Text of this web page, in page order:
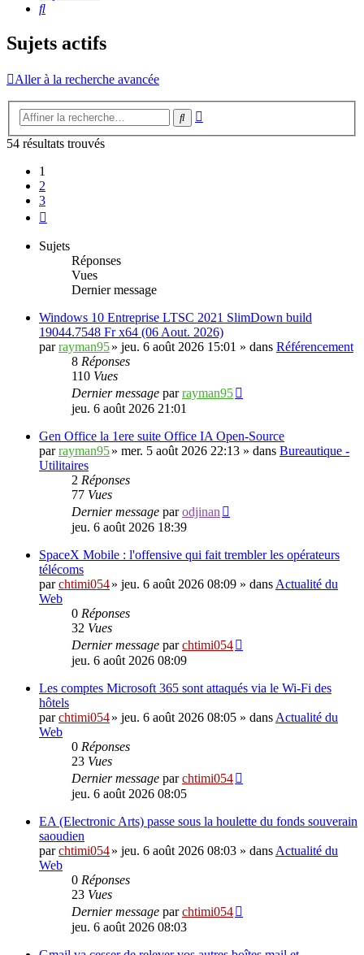
Rechercher
Sujets actifs
Aller à la recherche avancée
Rechercher
54 résultats trouvés
1
2
3
Sujets
Réponses
Vues
Dernier message
Windows 10 Entreprise LTSC 2021 SlimDown build
19044.7548 Fr x64 (06 Aout. 2026)
parrayman95» jeu. 6 août 2026 15:01 » dans Référencement
8 Réponses
110 Vues
Dernier message parrayman95
jeu. 6 août 2026 21:01
Gen Office la 1ere suite Office IA Open-Source
parrayman95» mer. 5 août 2026 22:13 » dans Bureautique -
Utilitaires
2 Réponses
77 Vues
Dernier message parodjinan
jeu. 6 août 2026 18:39
SpaceX Mobile : l'offensive qui fait trembler les opérateurs
télécoms
parchtimi054» jeu. 6 août 2026 08:09 » dans Actualité du
Web
0 Réponses
32 Vues
Dernier message parchtimi054
jeu. 6 août 2026 08:09
Les comptes Microsoft 365 sont attaqués via le Wi-Fi des
hôtels
parchtimi054» jeu. 6 août 2026 08:05 » dans Actualité du
Web
0 Réponses
23 Vues
Dernier message parchtimi054
jeu. 6 août 2026 08:05
EA (Electronic Arts) passe sous la houlette du fonds souverain
saoudien
parchtimi054» jeu. 6 août 2026 08:03 » dans Actualité du
Web
0 Réponses
23 Vues
Dernier message parchtimi054
jeu. 6 août 2026 08:03